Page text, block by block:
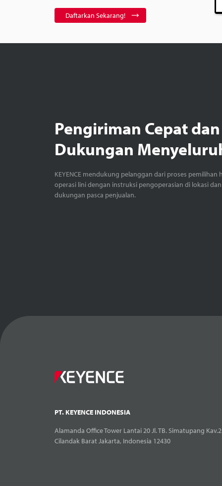
Daftarkan Sekarang!
Pengiriman Cepat dan
Dukungan
KEYENCE mendukung pelanggan dari proses pemilihan
operasi lini dengan instruksi pengoperasian di lokasi dan
dukungan pasca penjualan.
PT. KEYENCE INDONESIA
Alamanda Office Tower Lantai 20 Jl. TB. Simatupang
Cilandak Barat Jakarta, Indonesia 12430